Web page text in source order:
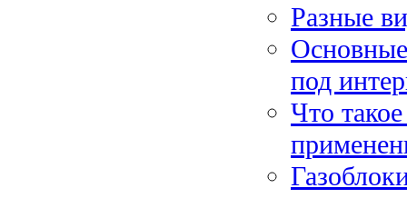
Разные
под
Что